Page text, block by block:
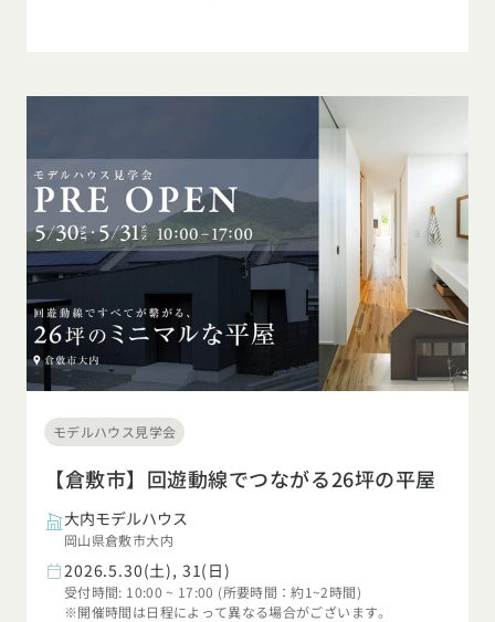
モデルハウス見学会
【倉敷市】回遊動線でつながる26坪の平屋
大内モデルハウス
岡山県倉敷市大内
2026.5.30(土), 31(日)
受付時間: 10:00 ~ 17:00 (所要時間：約1~2時間)
※開催時間は日程によって異なる場合がございます。